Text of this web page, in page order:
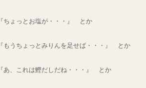
『ちょっとお塩が・・・』 とか
『もうちょっとみりんを足せば・・・』 とか
『あ、これは鰹だしだね・・・』 とか